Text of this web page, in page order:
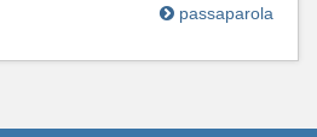
passaparola